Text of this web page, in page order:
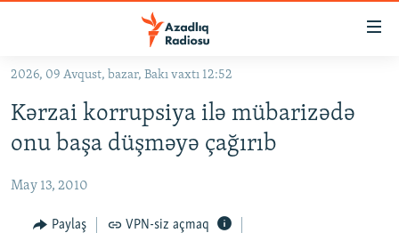
Əsas
qayıt
Əsas
naviqasiyaya
qayıt
KORRUPSIOMETR
#ƏSLINDƏ
FƏRQƏ BAX
2026, 09 Avqust, bazar, Bakı vaxtı 12:52
Kərzai korrupsiya ilə mübarizədə
onu başa düşməyə çağırıb
May 13, 2010
Paylaş VPN-siz açmaq